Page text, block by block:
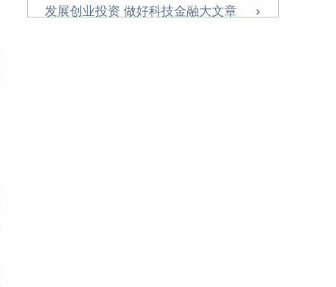
发展创业投资 做好科技金融大文章